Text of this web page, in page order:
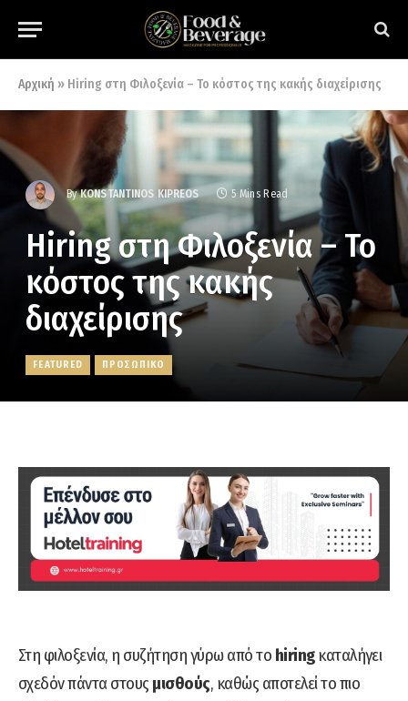
Αρχική » Hiring στη Φιλοξενία – Το κόστος της κακής διαχείρισης
By KONSTANTINOS KIPREOS 5 Mins Read
Hiring στη Φιλοξενία – Το
κόστος της κακής
διαχείρισης
FEATURED ΠΡΟΣΩΠΙΚΟ
Στη φιλοξενία, η συζήτηση γύρω από το hiringκαταλήγει
σχεδόν πάντα στους μισθούς, καθώς αποτελεί το πιο